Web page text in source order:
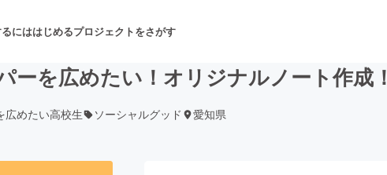
にははじめるプロジェクトをさがす
ーを広めたい！オリジナルノート作成！
広めたい高校生 ソーシャルグッド 愛知県